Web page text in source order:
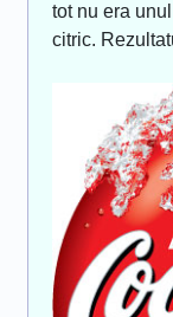
tot nu era
citric.